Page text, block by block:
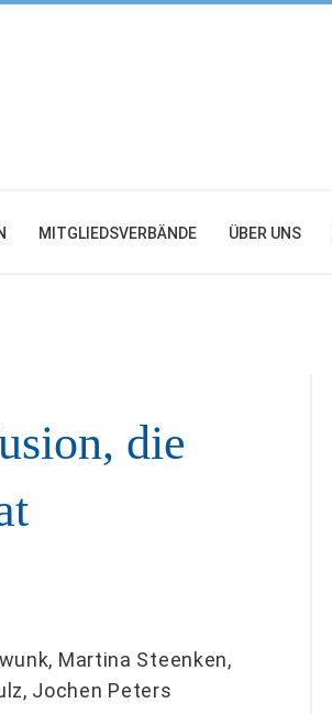
MITGLIEDSVERBÄNDE ÜBER UNS
die
Martina Steenken,
Jochen Peters